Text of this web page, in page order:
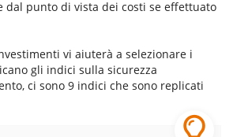
dal punto di vista dei costi se effettuato
vi aiuterà a selezionare i
gli indici sulla sicurezza
ci sono 9 indici che sono replicati